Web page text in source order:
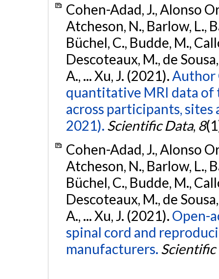
Cohen-Adad, J., Alonso
Atcheson, N., Barlow, L.,
Büchel, C., Budde, M.,
Descoteaux, M., de
A., ... Xu, J. (2021).Author
quantitative MRI data
across participants, sites
2021). Scientific Data, 8
Cohen-Adad, J., Alonso
Atcheson, N., Barlow, L.,
Büchel, C., Budde, M.,
Descoteaux, M., de
A., ... Xu, J. (2021). Open-
spinal cord and
manufacturers. Scientific